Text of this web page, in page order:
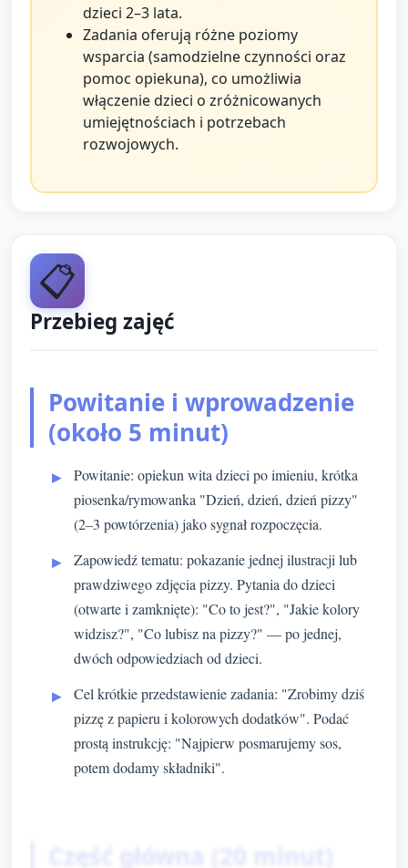
dzieci 2–3 lata.
Zadania oferują różne poziomy
wsparcia (samodzielne czynności oraz
pomoc opiekuna), co umożliwia
włączenie dzieci o zróżnicowanych
umiejętnościach i potrzebach
rozwojowych.
📋
Przebieg zajęć
Powitanie i wprowadzenie
(około 5 minut)
Powitanie: opiekun wita dzieci po imieniu, krótka
piosenka/rymowanka "Dzień, dzień, dzień pizzy"
(2–3 powtórzenia) jako sygnał rozpoczęcia.
Zapowiedź tematu: pokazanie jednej ilustracji lub
prawdziwego zdjęcia pizzy. Pytania do dzieci
(otwarte i zamknięte): "Co to jest?", "Jakie kolory
widzisz?", "Co lubisz na pizzy?" — po jednej,
dwóch odpowiedziach od dzieci.
Cel krótkie przedstawienie zadania: "Zrobimy dziś
pizzę z papieru i kolorowych dodatków". Podać
prostą instrukcję: "Najpierw posmarujemy sos,
potem dodamy składniki".
Część główna (20 minut)